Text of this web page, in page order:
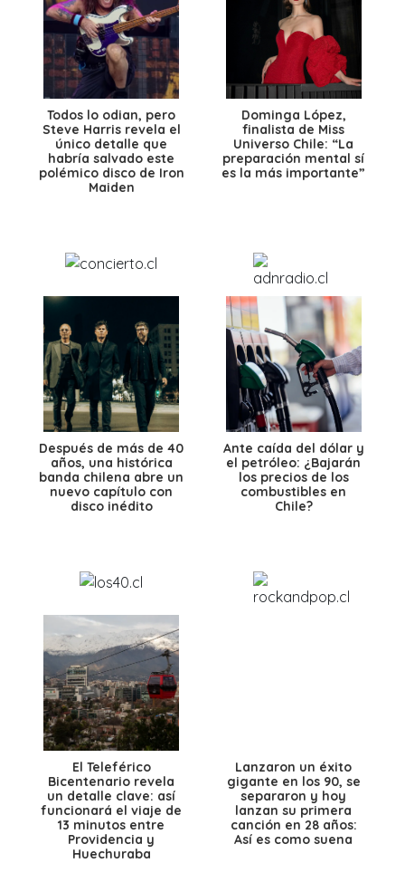
Todos lo odian, pero
Steve Harris revela el
único detalle que
habría salvado este
polémico disco de Iron
Maiden
Dominga López,
finalista de Miss
Universo Chile: “La
preparación mental sí
es la más importante”
Después de más de 40
años, una histórica
banda chilena abre un
nuevo capítulo con
disco inédito
Ante caída del dólar y
el petróleo: ¿Bajarán
los precios de los
combustibles en
Chile?
El Teleférico
Bicentenario revela
un detalle clave: así
funcionará el viaje de
13 minutos entre
Providencia y
Huechuraba
Lanzaron un éxito
gigante en los 90, se
separaron y hoy
lanzan su primera
canción en 28 años:
Así es como suena